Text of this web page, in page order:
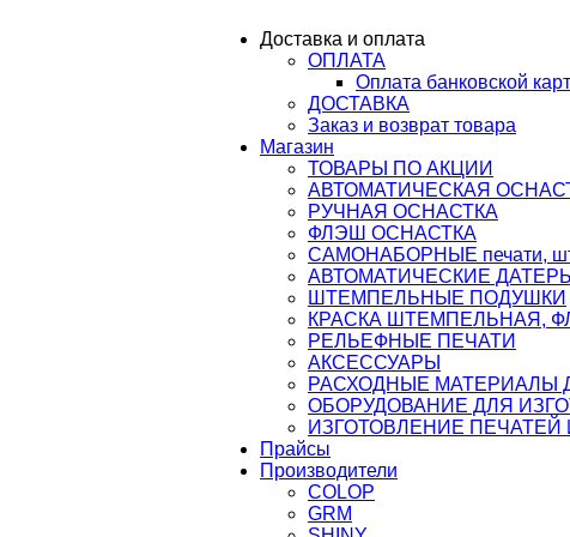
Доставка и оплата
ОПЛАТА
Оплата банковской
ДОСТАВКА
Заказ и возврат товара
Магазин
ТОВАРЫ ПО АКЦИИ
АВТОМАТИЧЕСКАЯ
РУЧНАЯ ОСНАСТКА
ФЛЭШ ОСНАСТКА
САМОНАБОРНЫЕ печати,
АВТОМАТИЧЕСКИЕ
ШТЕМПЕЛЬНЫЕ ПОДУШКИ
КРАСКА ШТЕМПЕЛЬНАЯ,
РЕЛЬЕФНЫЕ ПЕЧАТИ
АКСЕССУАРЫ
РАСХОДНЫЕ МАТЕРИАЛЫ
ОБОРУДОВАНИЕ ДЛЯ
ИЗГОТОВЛЕНИЕ
Прайсы
Производители
COLOP
GRM